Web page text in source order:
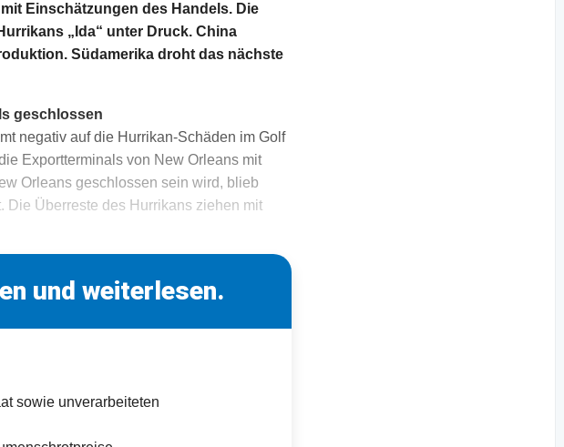
Einschätzungen des Handels. Die
„Ida“ unter Druck. China
Südamerika droht das nächste
geschlossen
negativ auf die Hurrikan-Schäden im Golf
Exportterminals von New Orleans mit
Orleans geschlossen sein wird, blieb
Die Überreste des Hurrikans ziehen mit
und weiterlesen.
sowie unverarbeiteten